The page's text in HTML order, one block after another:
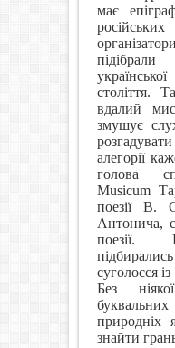
має
століття.
вдалий
змушує
алегорії
голова
Musicum
поезії В.
Антонича,
поезії.
суголосся
Без
природніх
знайти